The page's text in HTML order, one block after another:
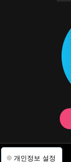
개인정보 설정